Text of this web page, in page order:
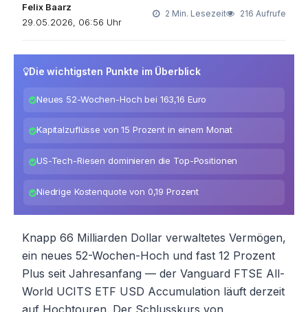
Felix Baarz
29.05.2026, 06:56 Uhr
2 Min. Lesezeit 216 Aufrufe
Die wichtigsten Punkte im Überblick
Neues 52-Wochen-Hoch bei 163,16 Euro
Kapitalzuflüsse von 15 Prozent in einem Monat
US-Tech-Riesen dominieren die Top-Positionen
Niedrige Kostenquote von 0,19 Prozent
Knapp 66 Milliarden Dollar verwaltetes Vermögen,
ein neues 52-Wochen-Hoch und fast 12 Prozent
Plus seit Jahresanfang — der Vanguard FTSE All-
World UCITS ETF USD Accumulation läuft derzeit
auf Hochtouren. Der Schlusskurs von